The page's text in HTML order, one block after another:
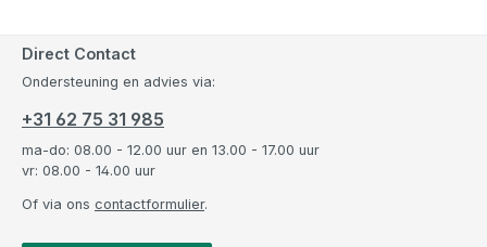
Direct Contact
Ondersteuning en advies via:
+31 62 75 31 985
ma-do: 08.00 - 12.00 uur en 13.00 - 17.00 uur
vr: 08.00 - 14.00 uur
Of via ons contactformulier.